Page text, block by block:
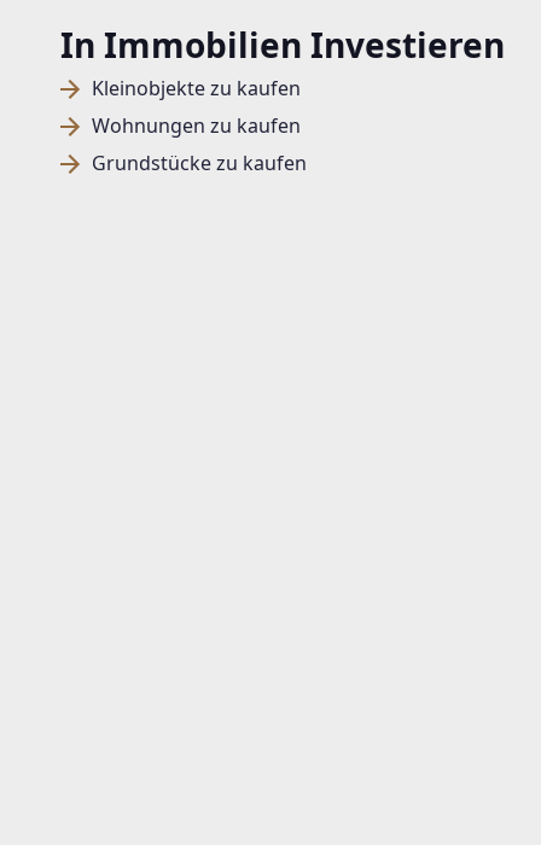
In Immobilien Investieren
Kleinobjekte zu kaufen
Wohnungen zu kaufen
Grundstücke zu kaufen